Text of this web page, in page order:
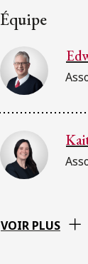
Équipe
VOIR PLUS